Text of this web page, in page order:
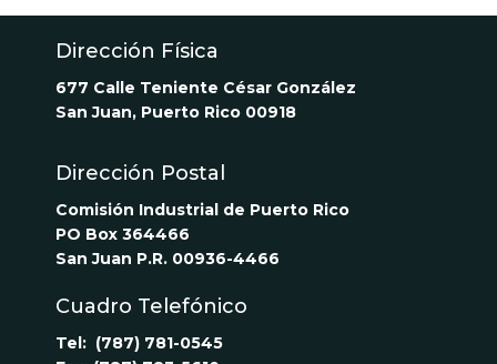
Dirección Física
677 Calle Teniente César González
San Juan, Puerto Rico 00918
Dirección Postal
Comisión Industrial de Puerto Rico
PO Box 364466
San Juan P.R. 00936-4466
Cuadro Telefónico
Tel: (787) 781-0545